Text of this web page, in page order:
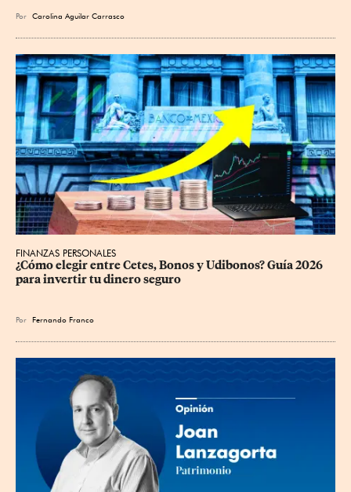
Por Carolina Aguilar Carrasco
FINANZAS PERSONALES
¿Cómo elegir entre Cetes, Bonos y Udibonos? Guía 2026
para invertir tu dinero seguro
Por Fernando Franco